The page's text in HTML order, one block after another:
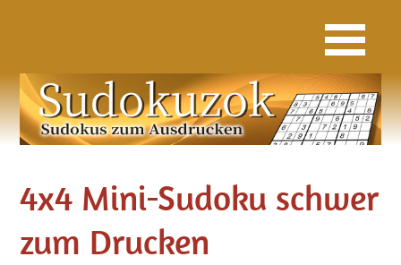
4x4 Mini-Sudoku schwer
zum Drucken